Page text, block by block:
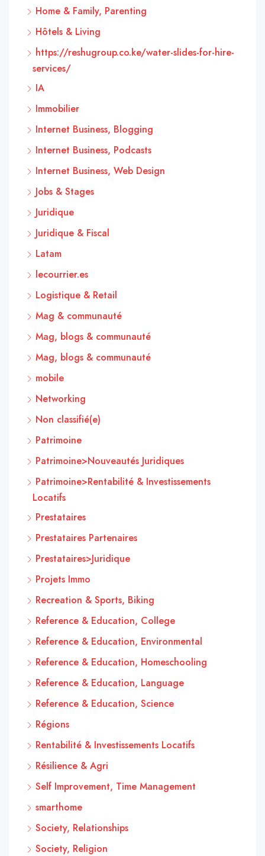
Home & Family, Parenting
Hôtels & Living
https://reshugroup.co.ke/water-slides-for-hire-
services/
IA
Immobilier
Internet Business, Blogging
Internet Business, Podcasts
Internet Business, Web Design
Jobs & Stages
Juridique
Juridique & Fiscal
Latam
lecourrier.es
Logistique & Retail
Mag & communauté
Mag, blogs & communauté
Mag, blogs & communauté
mobile
Networking
Non classifié(e)
Patrimoine
Patrimoine>Nouveautés Juridiques
Patrimoine>Rentabilité & Investissements
Locatifs
Prestataires
Prestataires Partenaires
Prestataires>Juridique
Projets Immo
Recreation & Sports, Biking
Reference & Education, College
Reference & Education, Environmental
Reference & Education, Homeschooling
Reference & Education, Language
Reference & Education, Science
Régions
Rentabilité & Investissements Locatifs
Résilience & Agri
Self Improvement, Time Management
smarthome
Society, Relationships
Society, Religion